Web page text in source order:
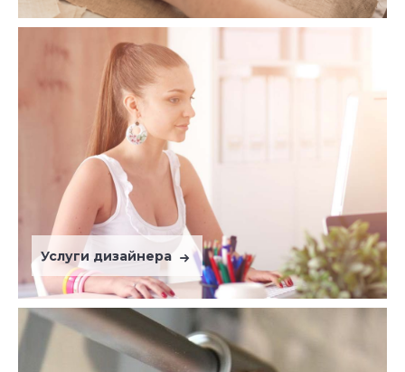
Услуги дизайнера